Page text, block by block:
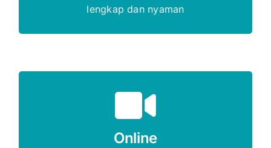
lengkap dan nyaman
Online